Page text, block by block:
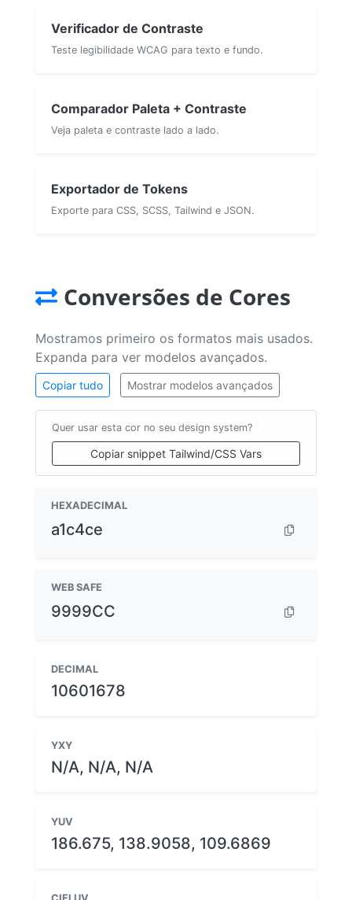
Verificador de Contraste
Teste legibilidade WCAG para texto e fundo.
Comparador Paleta + Contraste
Veja paleta e contraste lado a lado.
Exportador de Tokens
Exporte para CSS, SCSS, Tailwind e JSON.
Conversões de Cores
Mostramos primeiro os formatos mais usados.
Expanda para ver modelos avançados.
Copiar tudo Mostrar modelos avançados
Quer usar esta cor no seu design system?
Copiar snippet Tailwind/CSS Vars
HEXADECIMAL
a1c4ce
WEB SAFE
9999CC
DECIMAL
10601678
YXY
N/A, N/A, N/A
YUV
186.675, 138.9058, 109.6869
CIELUV